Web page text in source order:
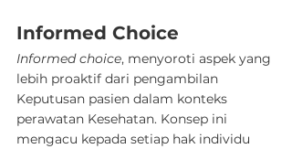
Informed Choice
Informed choice, menyoroti aspek yang
lebih proaktif dari pengambilan
Keputusan pasien dalam konteks
perawatan Kesehatan. Konsep ini
mengacu kepada setiap hak individu